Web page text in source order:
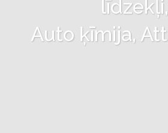
līdzekļi,
Auto ķīmija,